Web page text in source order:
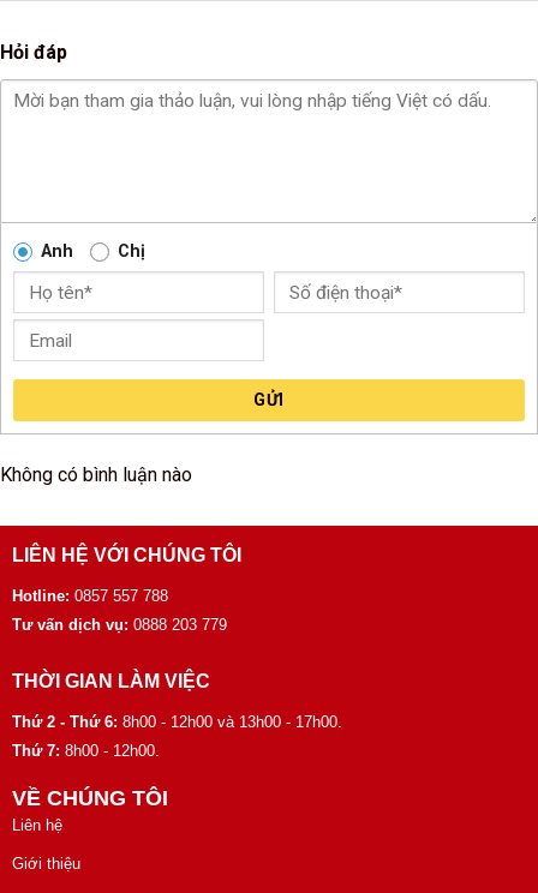
Hỏi đáp
Anh Chị
GỬI
Không có bình luận nào
LIÊN HỆ VỚI CHÚNG TÔI
Hotline: 0857 557 788
Tư vấn dịch vụ: 0888 203 779
THỜI GIAN LÀM VIỆC
Thứ 2 - Thứ 6: 8h00 - 12h00 và 13h00 - 17h00.
Thứ 7: 8h00 - 12h00.
VỀ CHÚNG TÔI
Liên hệ
Giới thiệu